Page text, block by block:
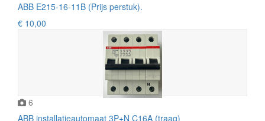
ABB E215-16-11B (Prijs perstuk).
€ 10,00
6
ABB installatieautomaat 3P+N C16A (traag)